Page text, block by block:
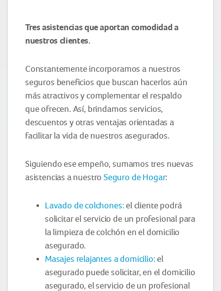
Tres asistencias que aportan comodidad a
nuestros clientes.
Constantemente incorporamos a nuestros
seguros beneficios que buscan hacerlos aún
más atractivos y complementar el respaldo
que ofrecen. Así, brindamos servicios,
descuentos y otras ventajas orientadas a
facilitar la vida de nuestros asegurados.
Siguiendo ese empeño, sumamos tres nuevas
asistencias a nuestroSeguro de Hogar:
Lavado de colchones: el cliente podrá
solicitar el servicio de un profesional para
la limpieza de colchón en el domicilio
asegurado.
Masajes relajantes a domicilio: el
asegurado puede solicitar, en el domicilio
asegurado, el servicio de un profesional